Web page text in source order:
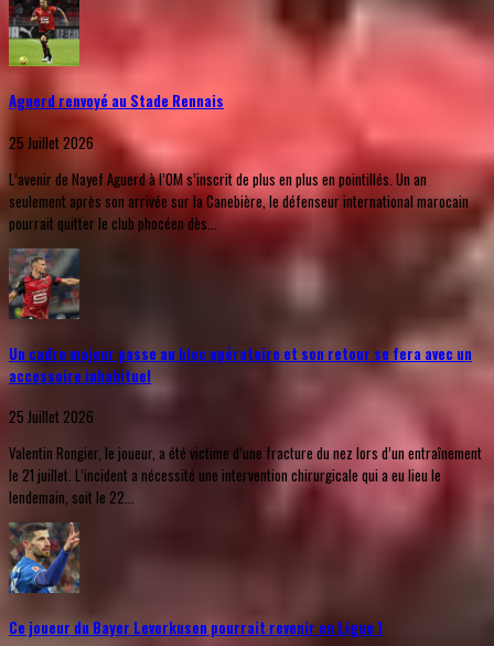
Aguerd renvoyé au Stade Rennais
25 Juillet 2026
L’avenir de Nayef Aguerd à l’OM s’inscrit de plus en plus en pointillés. Un an
seulement après son arrivée sur la Canebière, le défenseur international marocain
pourrait quitter le club phocéen dès...
Un cadre majeur passe au bloc opératoire et son retour se fera avec un
accessoire inhabituel
25 Juillet 2026
Valentin Rongier, le joueur, a été victime d’une fracture du nez lors d’un entraînement
le 21 juillet. L’incident a nécessité une intervention chirurgicale qui a eu lieu le
lendemain, soit le 22...
Ce joueur du Bayer Leverkusen pourrait revenir en Ligue 1